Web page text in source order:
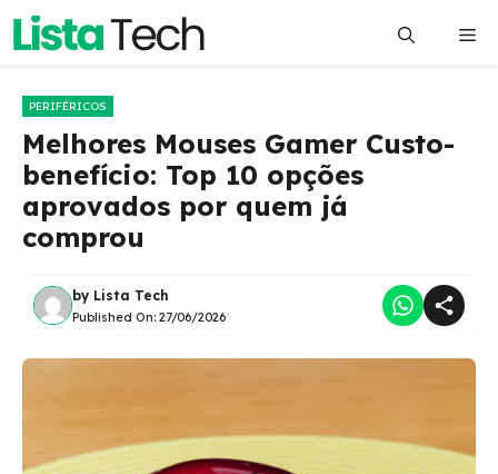
Pular
o
PERIFÉRICOS
Melhores Mouses Gamer Custo-
benefício: Top 10 opções
aprovados por quem já
comprou
by Lista Tech
Published On: 27/06/2026